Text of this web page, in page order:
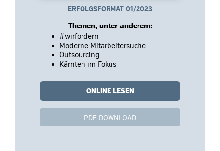
ERFOLGSFORMAT 01/2023
Themen, unter anderem:
#wirfordern
Moderne Mitarbeitersuche
Outsourcing
Kärnten im Fokus
ONLINE LESEN
PDF DOWNLOAD